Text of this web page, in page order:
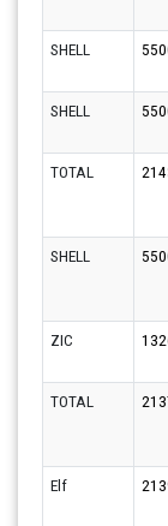
SHELL
SHELL
TOTAL
SHELL
ZIC
TOTAL
Elf